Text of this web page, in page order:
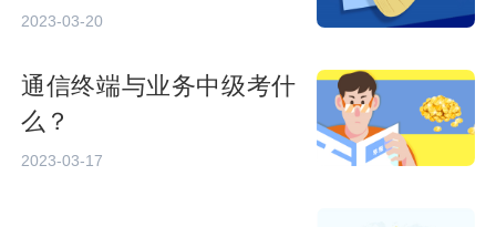
2023-03-20
通信终端与业务中级考什
么？
2023-03-17